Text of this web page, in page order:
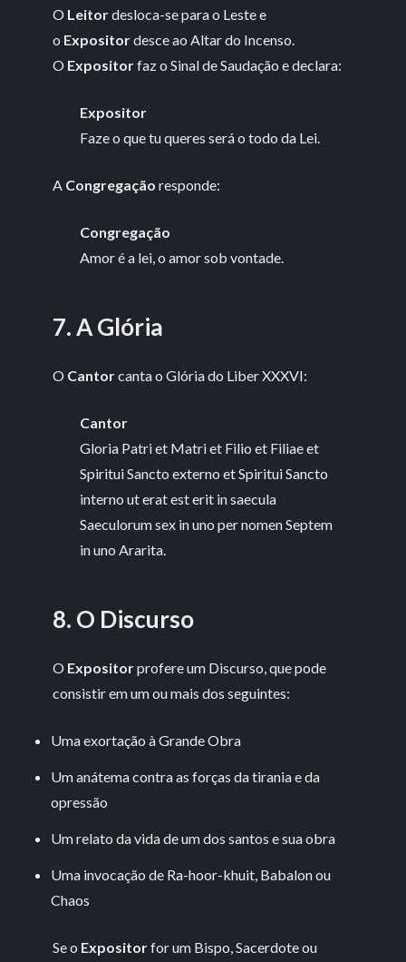
O Leitordesloca-se para o Leste e
o Expositordesce ao Altar do Incenso.
O Expositorfaz o Sinal de Saudação e declara:
Expositor
Faze o que tu queres será o todo da Lei.
A Congregação responde:
Congregação
Amor é a lei, o amor sob vontade.
7. A Glória
O Cantorcanta o Glória do Liber XXXVI:
Cantor
Gloria Patri et Matri et Filio et Filiae et
Spiritui Sancto externo et Spiritui Sancto
interno ut erat est erit in saecula
Saeculorum sex in uno per nomen Septem
in uno Ararita.
8. O Discurso
O Expositorprofere um Discurso, que pode
consistir em um ou mais dos seguintes:
Uma exortação à Grande Obra
Um anátema contra as forças da tirania e da
opressão
Um relato da vida de um dos santos e sua obra
Uma invocação de Ra-hoor-khuit, Babalon ou
Chaos
Se o Expositorfor um Bispo, Sacerdote ou